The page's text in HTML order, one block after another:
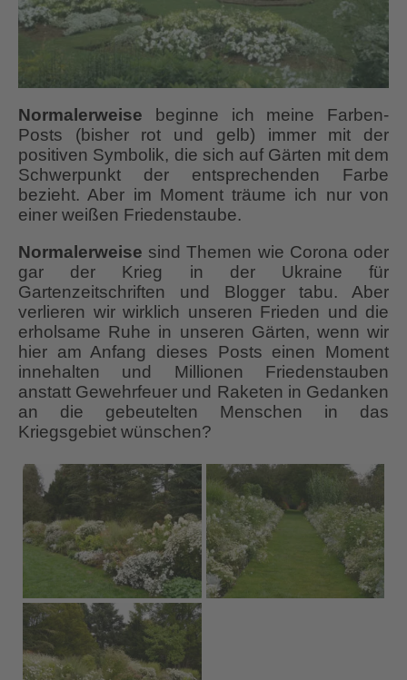
Normalerweise beginne ich meine Farben-
Posts (bisher rot und gelb) immer mit der
positiven Symbolik, die sich auf Gärten mit dem
Schwerpunkt der entsprechenden Farbe
bezieht. Aber im Moment träume ich nur von
einer weißen Friedenstaube.
Normalerweise sind Themen wie Corona oder
gar der Krieg in der Ukraine für
Gartenzeitschriften und Blogger tabu. Aber
verlieren wir wirklich unseren Frieden und die
erholsame Ruhe in unseren Gärten, wenn wir
hier am Anfang dieses Posts einen Moment
innehalten und Millionen Friedenstauben
anstatt Gewehrfeuer und Raketen in Gedanken
an die gebeutelten Menschen in das
Kriegsgebiet wünschen?